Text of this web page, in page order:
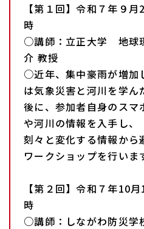
【第１回】令和７年９
時
○講師：立正大学 地
介 教授
○近年、集中豪雨が増加
は気象災害と河川を学ん
後に、参加者自身のスマ
や河川の情報を入手し、
刻々と変化する情報から
ワークショップを行いま
【第２回】令和７年10
時
○講師：しながわ防